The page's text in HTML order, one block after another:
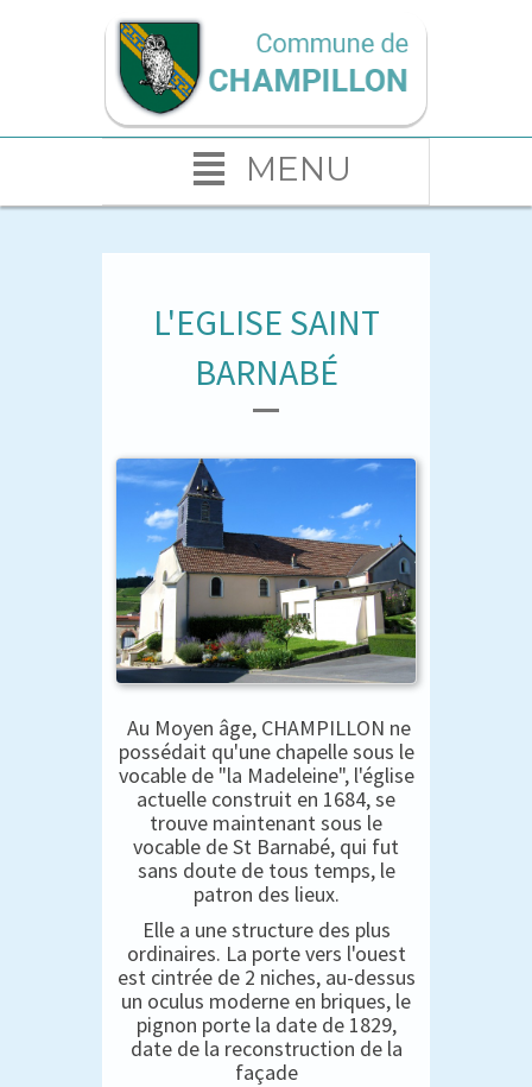
MENU
L'EGLISE SAINT
BARNABÉ
Au Moyen âge, CHAMPILLON ne
possédait qu'une chapelle sous le
vocable de "la Madeleine", l'église
actuelle construit en 1684, se
trouve maintenant sous le
vocable de St Barnabé, qui fut
sans doute de tous temps, le
patron des lieux.
Elle a une structure des plus
ordinaires. La porte vers l'ouest
est cintrée de 2 niches, au-dessus
un oculus moderne en briques, le
pignon porte la date de 1829,
date de la reconstruction de la
façade